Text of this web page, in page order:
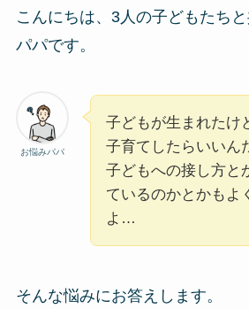
こんにちは、3人の子どもたち
パパです。
お悩みパパ
子どもが生まれたけ
子育てしたらいいん
子どもへの接し方と
ているのかとかもよ
よ…
そんな悩みにお答えします。